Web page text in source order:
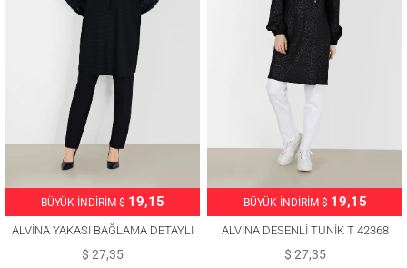
BÜYÜK İNDİRİM $ 19,15
ALVİNA YAKASI BAĞLAMA DETAYLI
TUNİK T 42443
$ 27,35
BÜYÜK İNDİRİM $ 19,15
ALVİNA DESENLİ TUNİK T 42368
$ 27,35